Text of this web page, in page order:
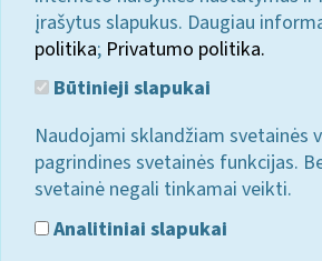
įrašytus slapukus. Daugiau
politika; Privatumo politika.
Būtinieji slapukai
Naudojami sklandžiam svetainės
pagrindines svetainės funkcijas.
svetainė negali tinkamai veikti.
Analitiniai slapukai